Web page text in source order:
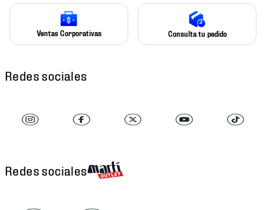
Ventas Corporativas Consulta tu pedido
Redes sociales
Redes sociales